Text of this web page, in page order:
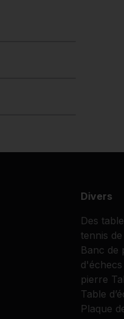
Divers
Des
tennis
Banc de
pierre
Table
Plaque